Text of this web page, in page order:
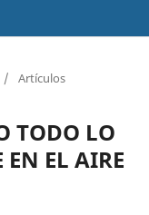
/ Artículos
TODO LO
EN EL AIRE